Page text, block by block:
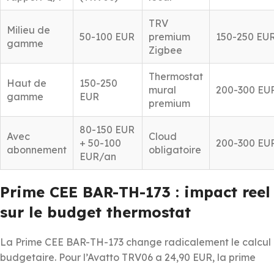
Milieu de
gamme
50-100 EUR
TRV
premium
Zigbee
150-250
Haut de
gamme
150-250
EUR
Thermostat
mural
premium
200-300
Avec
abonnement
80-150 EUR
+ 50-100
EUR/an
Cloud
obligatoire
200-300
Prime CEE BAR-TH-173 : impact reel
sur le budget thermostat
La Prime CEE BAR-TH-173 change radicalement le calcul
budgetaire. Pour l’Avatto TRV06 a 24,90 EUR, la prime